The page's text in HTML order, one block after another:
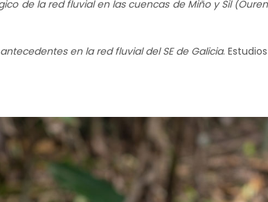
de la red fluvial en las cuencas de Miño y Sil
en la red fluvial del SE de Galicia.